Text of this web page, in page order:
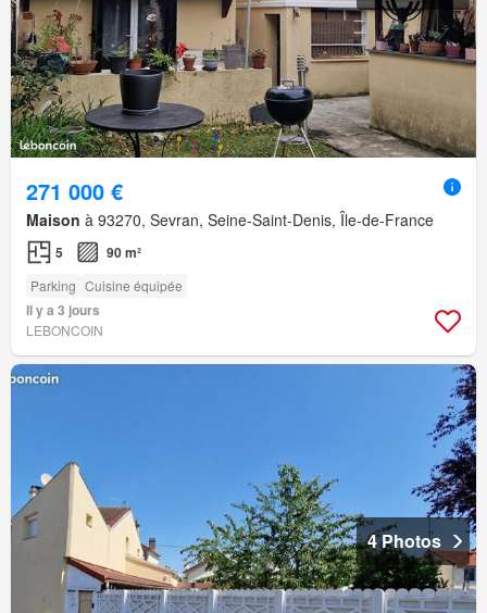
271 000 €
Maison à 93270, Sevran, Seine-Saint-Denis, Île-de-France
5 90 m²
Parking Cuisine équipée
Il y a 3 jours
LEBONCOIN
4 Photos